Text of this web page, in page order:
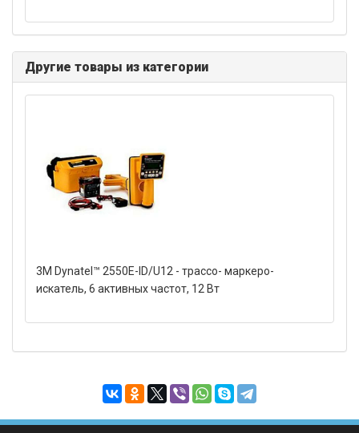
Другие товары из категории
3M Dynatel™ 2550E-ID/U12 - трассо- маркеро-
искатель, 6 активных частот, 12 Вт